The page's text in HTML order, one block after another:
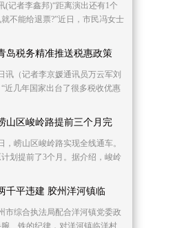
(记者李鑫邦)“距离演出还有1个
不能给退票?”近日，市民冯女士
岛税务精准推送税惠政策
讯（记者李京媛通讯员万云军刘
近几年国家出台了很多税收优惠
山区峻岭路提前三个月完
，崂山区峻岭路实现全线通车。
划提前了3个月。据介绍，峻岭
千平违建 胶州洋河镇临
市综合执法局配合洋河镇党委政
、铁的纪律，对洋河镇临洋村